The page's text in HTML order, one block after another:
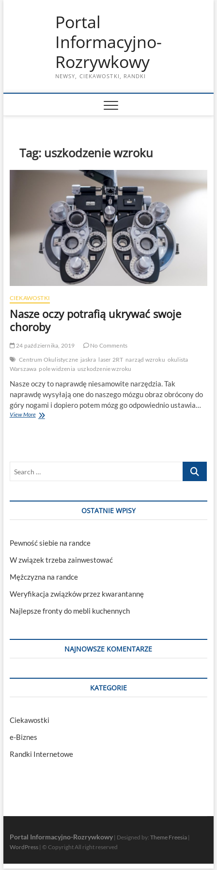
Portal
Informacyjno-
Rozrywkowy
NEWSY, CIEKAWOSTKI, RANDKI
Tag: uszkodzenie wzroku
CIEKAWOSTKI
Nasze oczy potrafią ukrywać swoje
choroby
24 października, 2019
No Comments
Centrum Okulistyczne jaskra laser 2RT narząd wzroku okulista
Warszawa pole widzenia uszkodzenie wzroku
Nasze oczy to naprawdę niesamowite narzędzia. Tak
naprawdę wysyłają one do naszego mózgu obraz obrócony do
góry nogami i dopiero potem mózg go odpowiednio ustawia…
View MoreNasze
Search
OSTATNIE WPISY
Pewność siebie na randce
W związek trzeba zainwestować
Mężczyzna na randce
Weryfikacja związków przez kwarantannę
Najlepsze fronty do mebli kuchennych
NAJNOWSZE KOMENTARZE
KATEGORIE
Ciekawostki
e-Biznes
Randki Internetowe
Portal Informacyjno-Rozrywkowy| Designed by: Theme Freesia|
WordPress| © Copyright All right reserved